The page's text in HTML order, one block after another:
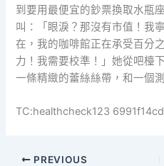
到要用最便宜的鈔票換取水瓶
叫：「眼淚？那沒有市值！我
在，我的咖啡館正在承受百分
力！我需要校準！」她從吧檯
一條精緻的蕾絲絲帶，和一個
TC:healthcheck123
PREVIOUS